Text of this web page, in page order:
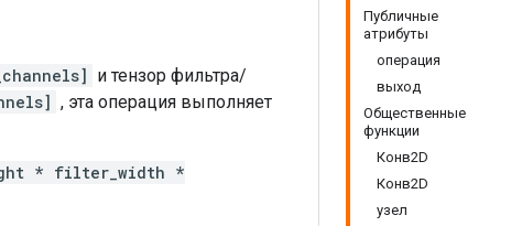
Публичные
атрибуты
операция
выход
Общественные
функции
Конв2D
Конв2D
узел
и тензор фильтра/
, эта операция выполняет
* filter_width *